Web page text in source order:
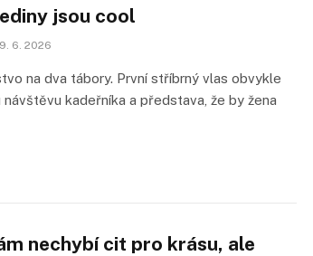
jsou cool
9. 6. 2026
na dva tábory. První stříbrný vlas obvykle
návštěvu kadeřníka a představa, že by žena
nechybí cit pro krásu, ale